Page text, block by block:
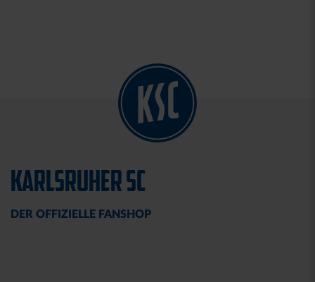
KARLSRUHER SC
DER OFFIZIELLE FANSHOP